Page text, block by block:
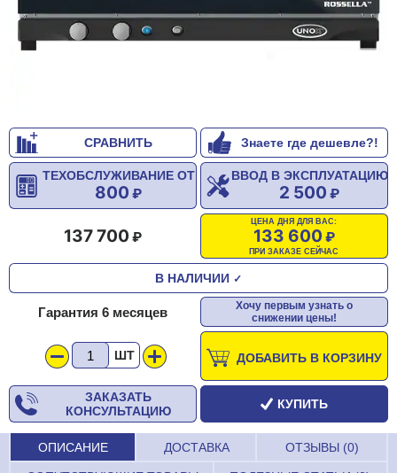
СРАВНИТЬ Знаете где дешевле?!
ВВОД В ЭКСПЛУАТАЦИЮ
2 500
ТЕХОБСЛУЖИВАНИЕ ОТ
800
ЦЕНА ДНЯ ДЛЯ ВАС:
133 600
ПРИ ЗАКАЗЕ СЕЙЧАС
137 700
В НАЛИЧИИ ✓
Гарантия 6 месяцев
Хочу первым узнать о
снижении цены!
ШТ ДОБАВИТЬ В КОРЗИНУ
ЗАКАЗАТЬ
КОНСУЛЬТАЦИЮ
КУПИТЬ
ОПИСАНИЕ ДОСТАВКА ОТЗЫВЫ (0)